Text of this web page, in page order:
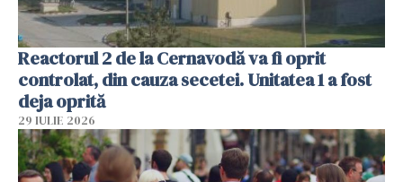
Reactorul 2 de la Cernavodă va fi oprit
controlat, din cauza secetei. Unitatea 1 a fost
deja oprită
29 IULIE 2026